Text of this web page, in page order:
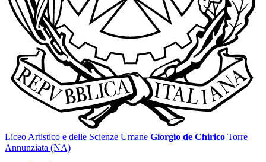
Liceo Artistico e delle Scienze Umane Giorgio de Chirico Torre
Annunziata (NA)